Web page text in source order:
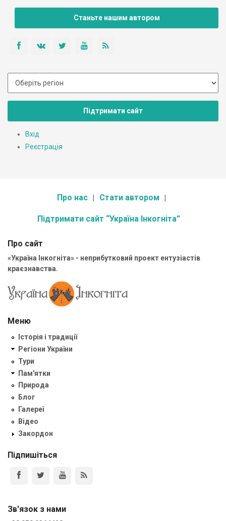
Станьте нашим автором
Підтримати сайт
Вхід
Реєстрація
Про нас Стати автором
Підтримати сайт “Україна Інкогніта”
Про сайт
«Україна Інкогніта» - неприбутковий проект ентузіастів
краєзнавства.
Меню
Історія і традиції
Регіони України
Тури
Пам'ятки
Природа
Блог
Галереї
Відео
Закордон
Підпишіться
Зв'язок з нами